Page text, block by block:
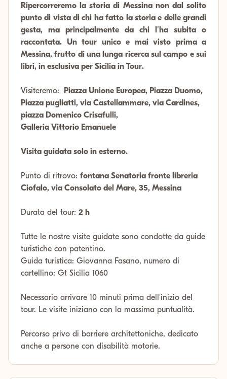
Ripercorreremo la storia di Messina non dal solito
punto di vista di chi ha fatto la storia e delle grandi
gesta, ma principalmente da chi l'ha subita o
raccontata. Un tour unico e mai visto prima a
Messina, frutto di una lunga ricerca sul campo e sui
libri, in esclusiva per Sicilia in Tour.
Visiteremo:
Piazza Unione Europea, Piazza Duomo,
Piazza pugliatti, via Castellammare, via Cardines,
piazza Domenico Crisafulli,
Galleria Vittorio Emanuele
Visita guidata solo in esterno.
Punto di ritrovo: fontana Senatoria fronte libreria
Ciofalo, via Consolato del Mare, 35, Messina
Durata del tour: 2 h
Tutte le nostre visite guidate sono condotte da guide
turistiche con patentino.
Guida turistica: Giovanna Fasano, numero di
cartellino: Gt Sicilia 1060
Necessario arrivare 10 minuti prima dell'inizio del
tour. Le visite iniziano con la massima puntualità.
Percorso privo di barriere architettoniche, dedicato
anche a persone con disabilità motorie.